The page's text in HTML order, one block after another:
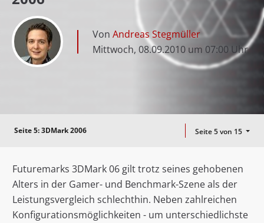
Von Andreas Stegmüller
Mittwoch, 08.09.2010 um 07:00 Uhr
Seite 5:3DMark 2006 Seite 5 von 15
Futuremarks 3DMark 06 gilt trotz seines gehobenen
Alters in der Gamer- und Benchmark-Szene als der
Leistungsvergleich schlechthin. Neben zahlreichen
Konfigurationsmöglichkeiten - um unterschiedlichste